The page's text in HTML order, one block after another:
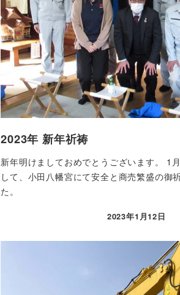
2023年 新年祈祷
新年明けましておめでとうございます。 1
して、小田八幡宮にて安全と商売繁盛の御
た。
投稿日
2023年1月12日